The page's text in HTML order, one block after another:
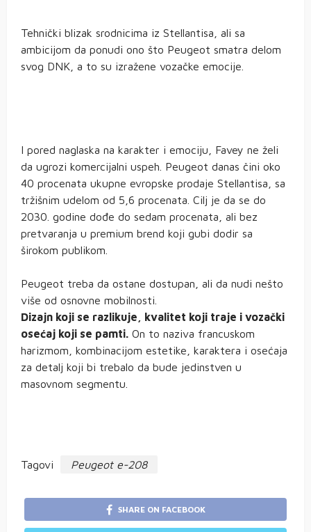
Tehnički blizak srodnicima iz Stellantisa, ali sa
ambicijom da ponudi ono što Peugeot smatra delom
svog DNK, a to su izražene vozačke emocije.
I pored naglaska na karakter i emociju, Favey ne želi
da ugrozi komercijalni uspeh. Peugeot danas čini oko
40 procenata ukupne evropske prodaje Stellantisa, sa
tržišnim udelom od 5,6 procenata. Cilj je da se do
2030. godine dođe do sedam procenata, ali bez
pretvaranja u premium brend koji gubi dodir sa
širokom publikom.
Peugeot treba da ostane dostupan, ali da nudi nešto
više od osnovne mobilnosti.
Dizajn koji se razlikuje, kvalitet koji traje i vozački
osećaj koji se pamti. On to naziva francuskom
harizmom, kombinacijom estetike, karaktera i osećaja
za detalj koji bi trebalo da bude jedinstven u
masovnom segmentu.
Tagovi Peugeot e-208
SHARE ON FACEBOOK